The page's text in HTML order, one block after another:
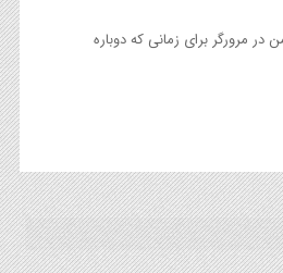
در مرورگر برای زمانی که دوباره